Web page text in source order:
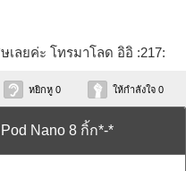
เลยค่ะ โทรมาโลด อิอิ :217:
หยิกหู 0 ให้กำลังใจ 0
Nano 8 กิ้ก*-*